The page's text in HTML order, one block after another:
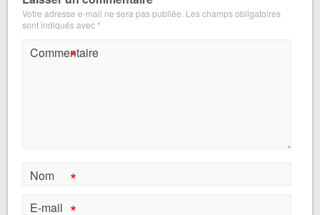
Votre adresse e-mail ne sera pas publiée. Les champs obligatoires
sont indiqués avec*
Commentaire
*
Nom *
E-mail